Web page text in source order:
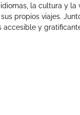
la cultura y la
propios viajes.
accesible y